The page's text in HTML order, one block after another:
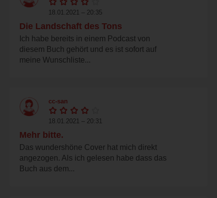
18.01.2021 – 20:35
Die Landschaft des Tons
Ich habe bereits in einem Podcast von
diesem Buch gehört und es ist sofort auf
meine Wunschliste...
cc-san
18.01.2021 – 20:31
Mehr bitte.
Das wundershöne Cover hat mich direkt
angezogen. Als ich gelesen habe dass das
Buch aus dem...